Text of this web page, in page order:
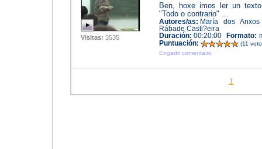
Visitas: 3535
Ben, hoxe imos ler un
"Todo o contrario" ...
Autores/as: María dos
Rábade Casti?eira
Duración: 00:20:00 Formato:
Puntuación:
(11
Engadir comentario
1